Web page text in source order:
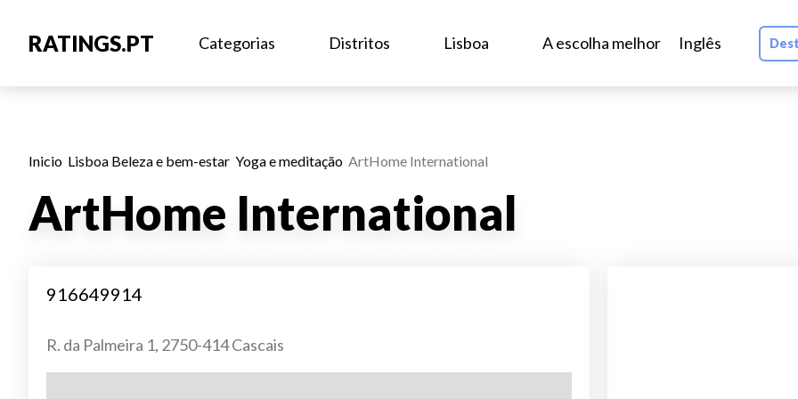
RATINGS.PT Categorias Distritos Lisboa A escolha melhor Inglês
Inicio Lisboa Beleza e bem-estar Yoga e meditação ArtHome International
ArtHome International
916649914
R. da Palmeira 1, 2750-414 Cascais